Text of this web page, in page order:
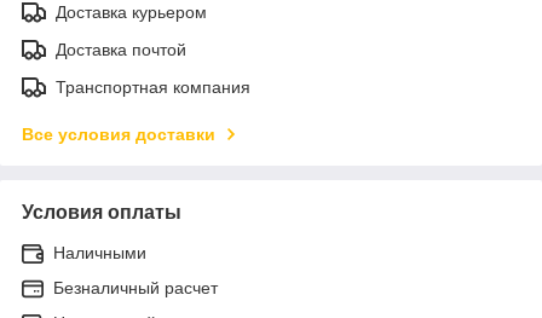
Доставка курьером
Доставка почтой
Транспортная компания
Все условия доставки
Условия оплаты
Наличными
Безналичный расчет